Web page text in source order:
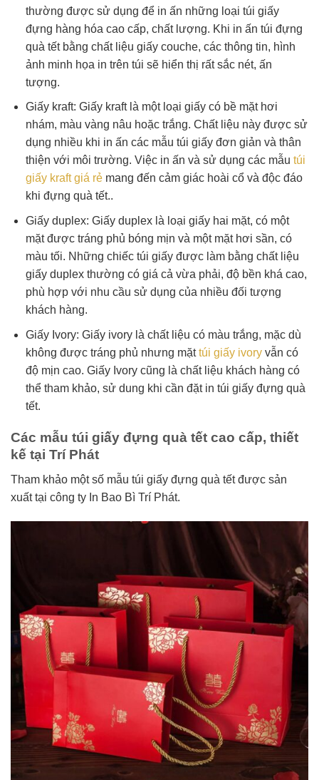
thường được sử dụng để in ấn những loại túi giấy
đựng hàng hóa cao cấp, chất lượng. Khi in ấn túi đựng
quà tết bằng chất liệu giấy couche, các thông tin, hình
ảnh minh họa in trên túi sẽ hiển thị rất sắc nét, ấn
tượng.
Giấy kraft: Giấy kraft là một loại giấy có bề mặt hơi
nhám, màu vàng nâu hoặc trắng. Chất liệu này được sử
dụng nhiều khi in ấn các mẫu túi giấy đơn giản và thân
thiện với môi trường. Việc in ấn và sử dụng các mẫu túi
giấy kraft giá rẻmang đến cảm giác hoài cổ và độc đáo
khi đựng quà tết..
Giấy duplex: Giấy duplex là loại giấy hai mặt, có một
mặt được tráng phủ bóng mịn và một mặt hơi sần, có
màu tối. Những chiếc túi giấy được làm bằng chất liệu
giấy duplex thường có giá cả vừa phải, độ bền khá cao,
phù hợp với nhu cầu sử dụng của nhiều đối tượng
khách hàng.
Giấy Ivory: Giấy ivory là chất liệu có màu trắng, mặc dù
không được tráng phủ nhưng mặttúi giấy ivoryvẫn có
độ mịn cao. Giấy Ivory cũng là chất liệu khách hàng có
thể tham khảo, sử dung khi cần đặt in túi giấy đựng quà
tết.
Các mẫu túi giấy đựng quà tết cao cấp, thiết
kế tại Trí Phát
Tham khảo một số mẫu túi giấy đựng quà tết được sản
xuất tại công ty In Bao Bì Trí Phát.